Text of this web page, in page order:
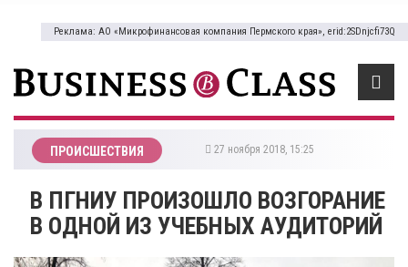
Реклама: АО «Микрофинансовая компания Пермского края», erid:2SDnjcfi73Q
ПРОИСШЕСТВИЯ 27 ноября 2018, 15:25
​В ПГНИУ ПРОИЗОШЛО ВОЗГОРАНИЕ
В ОДНОЙ ИЗ УЧЕБНЫХ АУДИТОРИЙ